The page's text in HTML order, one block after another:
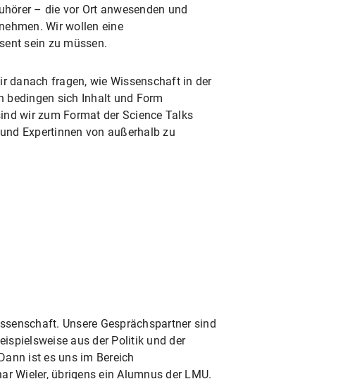
– die vor Ort anwesenden und
Wir wollen eine
sein zu müssen.
danach fragen, wie Wissenschaft in der
bedingen sich Inhalt und Form
wir zum Format der Science Talks
Expertinnen von außerhalb zu
Unsere Gesprächspartner sind
aus der Politik und der
ist es uns im Bereich
Wieler, übrigens ein Alumnus der LMU.